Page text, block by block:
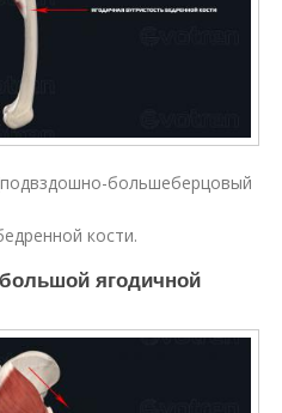
большеберцовый
кости.
ягодичной